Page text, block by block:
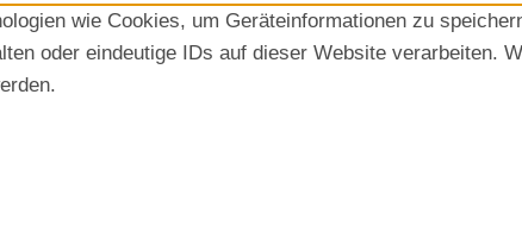
wie Cookies, um Geräteinformationen zu
oder eindeutige IDs auf dieser Website verarbeiten.